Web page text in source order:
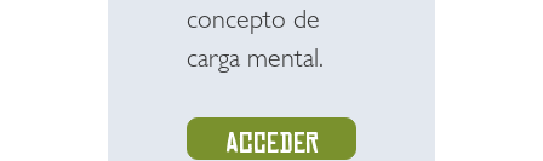
concepto de
carga mental.
Acceder